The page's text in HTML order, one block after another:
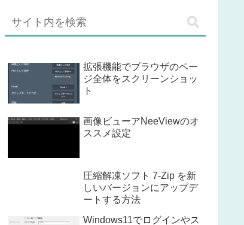
拡張機能でブラウザのペー
ジ全体をスクリーンショッ
ト
画像ビューアNeeViewのオ
ススメ設定
圧縮解凍ソフト 7-Zip を新
しいバージョンにアップデ
ートする方法
Windows11でログインやス